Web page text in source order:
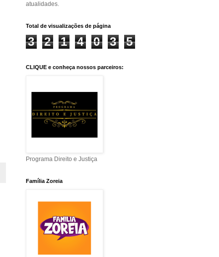
atualidades.
Total de visualizações de página
3 2 1 4 0 3 5
CLIQUE e conheça nossos parceiros:
Programa Direito e Justiça
Família Zoreia